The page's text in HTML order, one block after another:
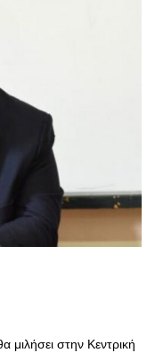
μιλήσει στην Κεντρική